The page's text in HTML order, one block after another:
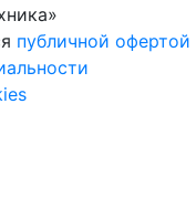
»
публичной офертой